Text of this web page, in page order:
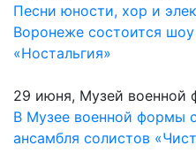
Песни юности, хор и
Воронеже состоится
«Ностальгия»
29 июня, Музей военной
В Музее военной формы
ансамбля солистов